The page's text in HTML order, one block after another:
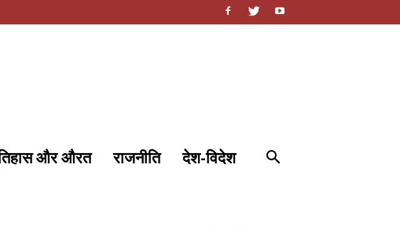
और औरत राजनीति
देश-विदेश